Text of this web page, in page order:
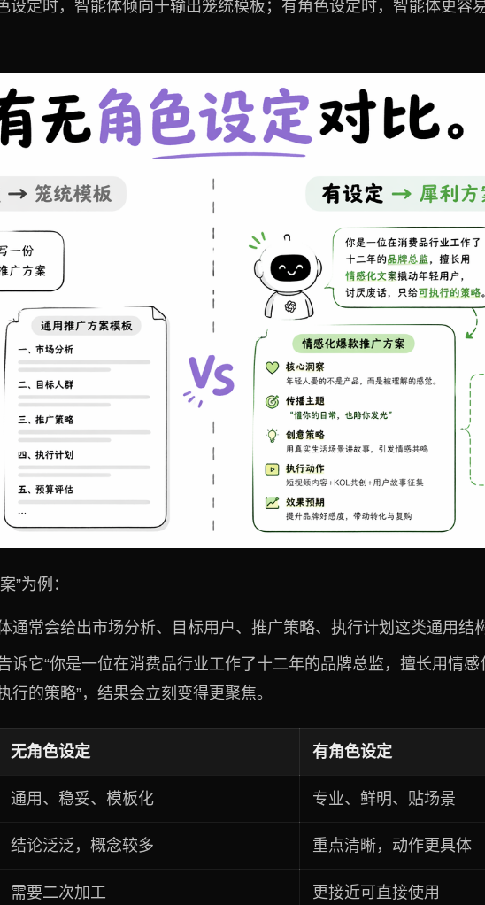
设定时，智能体倾向于输出笼统模板；有角色设定时，智能体更容
”为例：
通常会给出市场分析、目标用户、推广策略、执行计划这类通用结构
诉它“你是一位在消费品行业工作了十二年的品牌总监，擅长用情感
行的策略”，结果会立刻变得更聚焦。
无角色设定 有角色设定
通用、稳妥、模板化 专业、鲜明、贴场景
结论泛泛，概念较多 重点清晰，动作更具体
需要二次加工 更接近可直接使用